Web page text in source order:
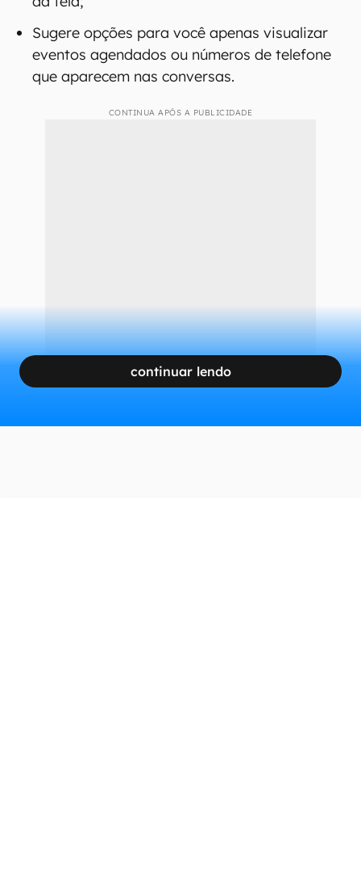
Sugere opções para você apenas visualizar
eventos agendados ou números de telefone
que aparecem nas conversas.
CONTINUA APÓS A PUBLICIDADE
continuar lendo